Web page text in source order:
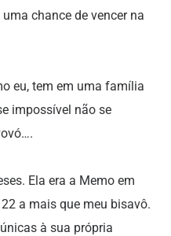
chance de vencer na
eu, tem em uma família
impossível não se
Ela era a Memo em
a mais que meu bisavô.
à sua própria